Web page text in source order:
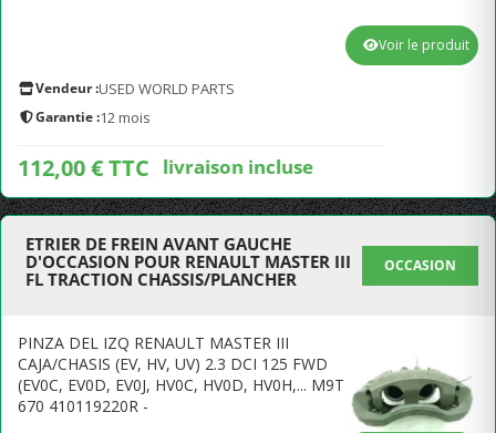
Vendeur :USED WORLD PARTS
Garantie :12 mois
112,00 € TTC livraison incluse
Voir le produit
ETRIER DE FREIN AVANT GAUCHE
D'OCCASION POUR RENAULT MASTER III
FL TRACTION CHASSIS/PLANCHER
OCCASION
PINZA DEL IZQ RENAULT MASTER III
CAJA/CHASIS (EV, HV, UV) 2.3 DCI 125 FWD
(EV0C, EV0D, EV0J, HV0C, HV0D, HV0H,... M9T
670 410119220R -